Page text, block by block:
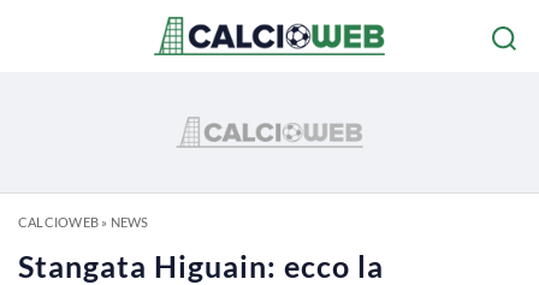
CALCIOWEB» NEWS
Stangata Higuain: ecco la